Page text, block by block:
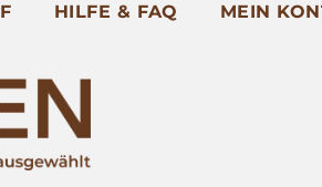
HILFE & FAQ MEIN